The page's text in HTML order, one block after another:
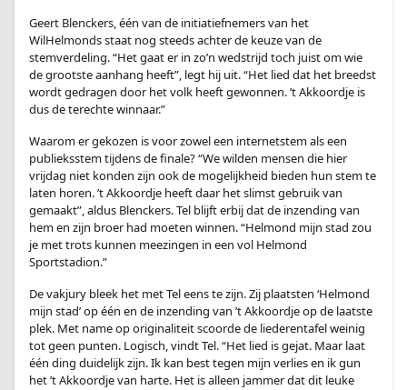
Geert Blenckers, één van de initiatiefnemers van het
WilHelmonds staat nog steeds achter de keuze van de
stemverdeling. “Het gaat er in zo’n wedstrijd toch juist om wie
de grootste aanhang heeft”, legt hij uit. “Het lied dat het breedst
wordt gedragen door het volk heeft gewonnen. ’t Akkoordje is
dus de terechte winnaar.”
Waarom er gekozen is voor zowel een internetstem als een
publieksstem tijdens de finale? “We wilden mensen die hier
vrijdag niet konden zijn ook de mogelijkheid bieden hun stem te
laten horen. ’t Akkoordje heeft daar het slimst gebruik van
gemaakt”, aldus Blenckers. Tel blijft erbij dat de inzending van
hem en zijn broer had moeten winnen. “Helmond mijn stad zou
je met trots kunnen meezingen in een vol Helmond
Sportstadion.”
De vakjury bleek het met Tel eens te zijn. Zij plaatsten ‘Helmond
mijn stad’ op één en de inzending van ’t Akkoordje op de laatste
plek. Met name op originaliteit scoorde de liederentafel weinig
tot geen punten. Logisch, vindt Tel. “Het lied is gejat. Maar laat
één ding duidelijk zijn. Ik kan best tegen mijn verlies en ik gun
het ’t Akkoordje van harte. Het is alleen jammer dat dit leuke